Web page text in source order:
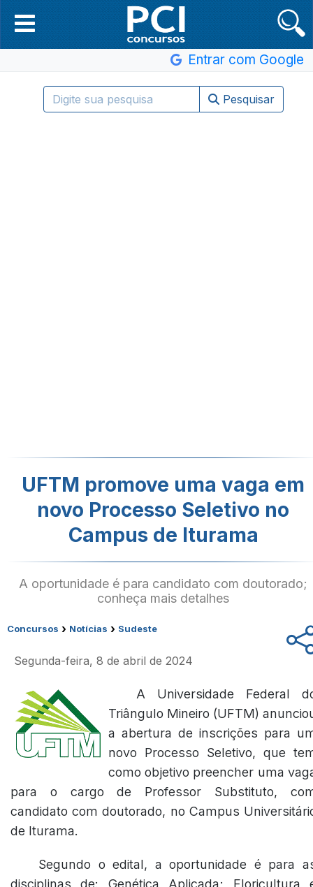
Entrar com Google
Pesquisar
UFTM promove uma vaga em
novo Processo Seletivo no
Campus de Iturama
A oportunidade é para candidato com doutorado;
conheça mais detalhes
Concursos › Notícias › Sudeste
Segunda-feira, 8 de abril de 2024
A Universidade Federal
Triângulo Mineiro (UFTM)
a abertura de inscrições para
novo Processo Seletivo, que
como objetivo preencher uma
para o cargo de Professor Substituto,
candidato com doutorado, no Campus
de Iturama.
Segundo o edital, a oportunidade é para
disciplinas de: Genética Aplicada; Floricultura